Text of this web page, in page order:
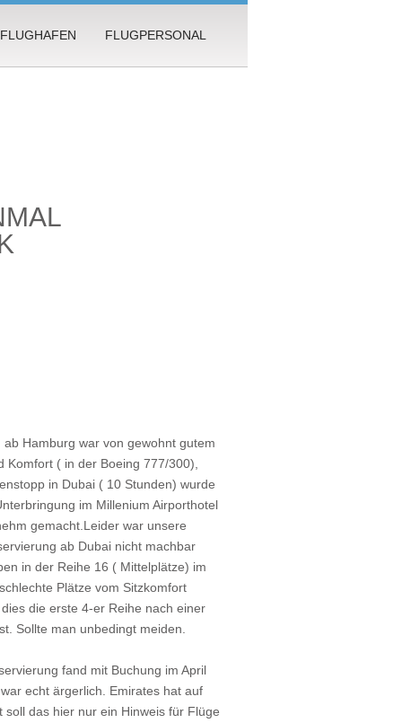
FLUGHAFEN FLUGPERSONAL
ab Hamburg war von gewohnt gutem
Komfort ( in der Boeing 777/300),
in Dubai ( 10 Stunden) wurde
im Millenium Airporthotel
gemacht.Leider war unsere
ab Dubai nicht machbar
in der Reihe 16 ( Mittelplätze) im
Plätze vom Sitzkomfort
die erste 4-er Reihe nach einer
Sollte man unbedingt meiden.
fand mit Buchung im April
echt ärgerlich. Emirates hat auf
das hier nur ein Hinweis für Flüge